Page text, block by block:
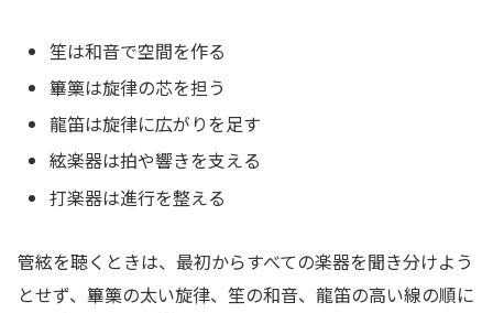
笙は和音で空間を作る
篳篥は旋律の芯を担う
龍笛は旋律に広がりを足す
絃楽器は拍や響きを支える
打楽器は進行を整える
管絃を聴くときは、最初からすべての楽器を聞き分けよう
とせず、篳篥の太い旋律、笙の和音、龍笛の高い線の順に